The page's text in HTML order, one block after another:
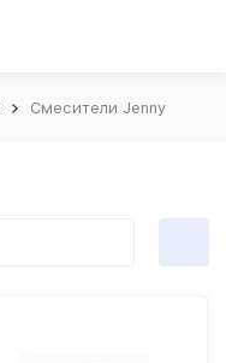
Смесители Jenny